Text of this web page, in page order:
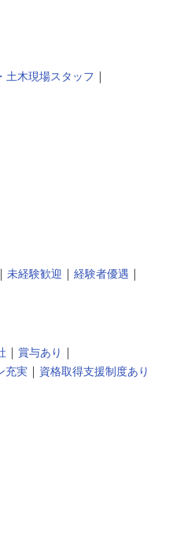
土木現場スタッフ ｜
｜ 未経験歓迎 ｜ 経験者優遇 ｜
｜ 賞与あり ｜
充実 ｜ 資格取得支援制度あり